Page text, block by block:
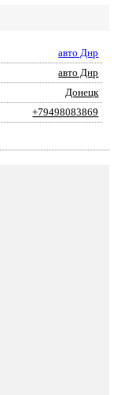
авто Днр
авто Днр
Донецк
+79498083869